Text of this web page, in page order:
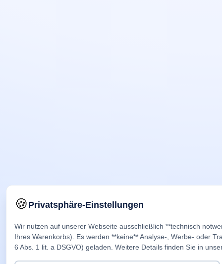
🍪Privatsphäre-Einstellungen
Wir nutzen auf unserer Webseite ausschließlich **technisch
Ihres Warenkorbs). Es werden **keine** Analyse-, Werbe- oder
6 Abs. 1 lit. a DSGVO) geladen. Weitere Details finden Sie in